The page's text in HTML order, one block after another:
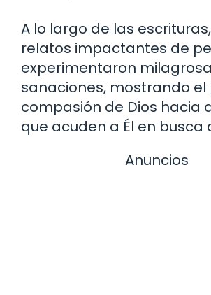
A lo largo de las
relatos impactantes de
experimentaron
sanaciones, mostrando el
compasión de Dios hacia
que acuden a Él en busca
Anuncios